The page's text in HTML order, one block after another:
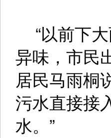
“以前下
异味，市民
居民马雨桐
污水直接接
水。”